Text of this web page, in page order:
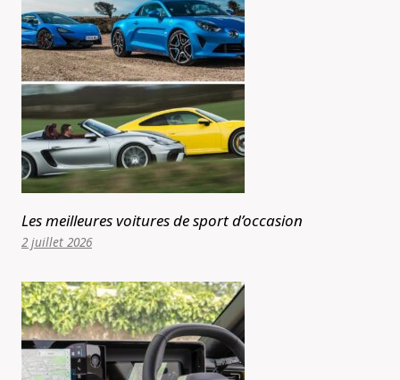
Les meilleures voitures de sport d’occasion
2 juillet 2026